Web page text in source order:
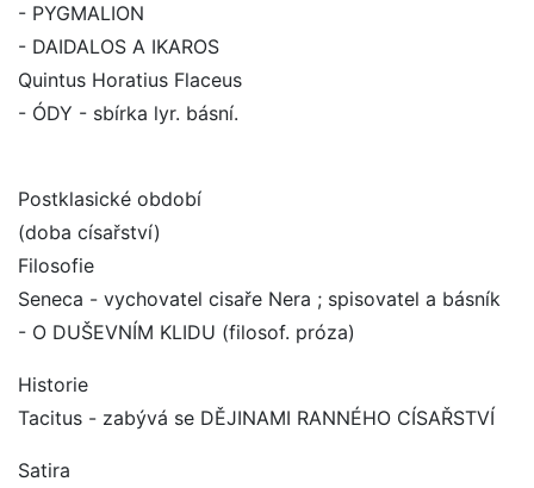
- PYGMALION
- DAIDALOS A IKAROS
Quintus Horatius Flaceus
- ÓDY - sbírka lyr. básní.
Postklasické období
(doba císařství)
Filosofie
Seneca - vychovatel cisaře Nera ; spisovatel a básník
- O DUŠEVNÍM KLIDU (filosof. próza)
Historie
Tacitus - zabývá se DĚJINAMI RANNÉHO CÍSAŘSTVÍ
Satira